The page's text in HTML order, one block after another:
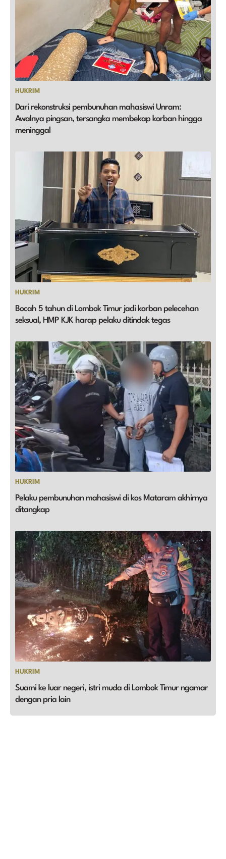
HUKRIM
Dari rekonstruksi pembunuhan mahasiswi Unram:
Awalnya pingsan, tersangka membekap korban hingga
meninggal
HUKRIM
Bocah 5 tahun di Lombok Timur jadi korban pelecehan
seksual, HMP KJK harap pelaku ditindak tegas
HUKRIM
Pelaku pembunuhan mahasiswi di kos Mataram akhirnya
ditangkap
HUKRIM
Suami ke luar negeri, istri muda di Lombok Timur ngamar
dengan pria lain